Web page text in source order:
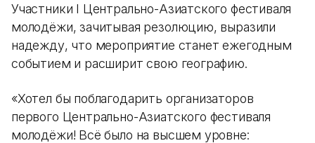
Участники I Центрально-Азиатского фестиваля
молодёжи, зачитывая резолюцию, выразили
надежду, что мероприятие станет ежегодным
событием и расширит свою географию.
«Хотел бы поблагодарить организаторов
первого Центрально-Азиатского фестиваля
молодёжи! Всё было на высшем уровне: